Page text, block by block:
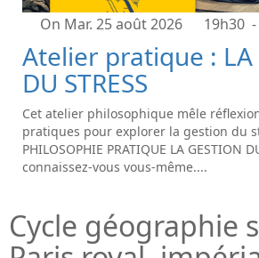
On Mar. 25 août 2026 19h30
Atelier pratique : LA
DU STRESS
Cet atelier philosophique mêle
pratiques pour explorer la gestion du
PHILOSOPHIE PRATIQUE LA GESTION
connaissez-vous vous-même....
Cycle géographie